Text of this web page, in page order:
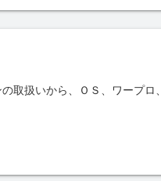
取扱いから、ＯＳ、ワープ